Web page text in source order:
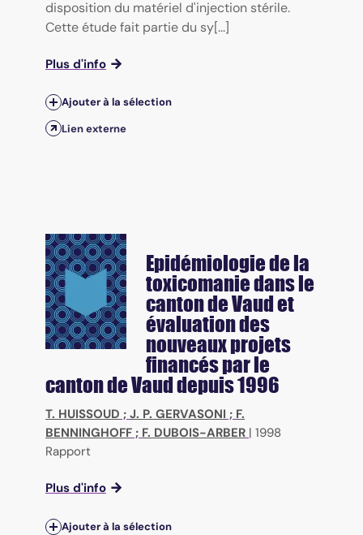
disposition du matériel d'injection stérile.
Cette étude fait partie du sy[...]
Plus d'info
Ajouter à la sélection
Lien externe
Epidémiologie de la
toxicomanie dans le
canton de Vaud et
évaluation des
nouveaux projets
financés par le
canton de Vaud depuis 1996
T. HUISSOUD ; J. P. GERVASONI ; F.
BENNINGHOFF ; F. DUBOIS-ARBER | 1998
Rapport
Plus d'info
Ajouter à la sélection